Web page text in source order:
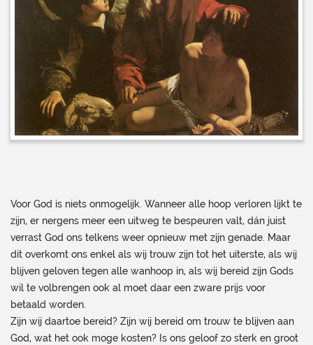
Voor God is niets onmogelijk. Wanneer alle hoop verloren lijkt te
zijn, er nergens meer een uitweg te bespeuren valt, dán juist
verrast God ons telkens weer opnieuw met zijn genade. Maar
dit overkomt ons enkel als wij trouw zijn tot het uiterste, als wij
blijven geloven tegen alle wanhoop in, als wij bereid zijn Gods
wil te volbrengen ook al moet daar een zware prijs voor
betaald worden.
Zijn wij daartoe bereid? Zijn wij bereid om trouw te blijven aan
God, wat het ook moge kosten? Is ons geloof zo sterk en groot